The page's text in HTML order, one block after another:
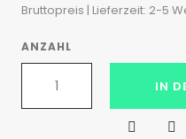
Bruttopreis | Lieferzeit: 2-5
ANZAHL
IN
 